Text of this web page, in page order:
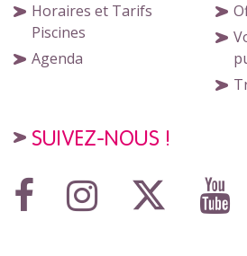
Horaires et Tarifs
Piscines
Agenda
SUIVEZ-NOUS !